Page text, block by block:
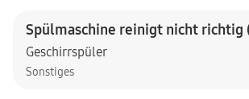
Spülmaschine reinigt nicht richtig
Geschirrspüler
Sonstiges